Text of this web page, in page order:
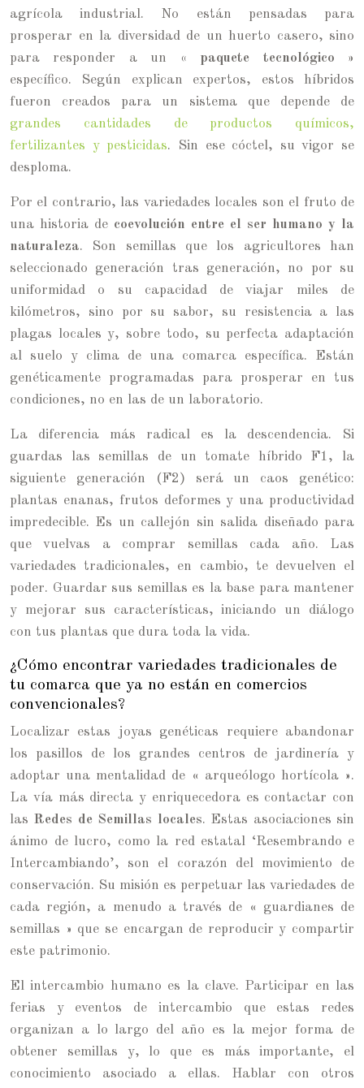
agrícola industrial. No están pensadas para
prosperar en la diversidad de un huerto casero, sino
para responder a un
« paquete tecnológico »
específico. Según explican expertos, estos híbridos
fueron creados para un sistema que depende de
grandes cantidades de productos químicos,
fertilizantes y pesticidas. Sin ese cóctel, su vigor se
desploma.
Por el contrario, las variedades locales son el fruto de
una historia de coevolución entre el ser humano y la
naturaleza. Son semillas que los agricultores han
seleccionado generación tras generación, no por su
uniformidad o su capacidad de viajar miles de
kilómetros, sino por su sabor, su resistencia a las
plagas locales y, sobre todo, su perfecta adaptación
al suelo y clima de una comarca específica. Están
genéticamente programadas para prosperar en tus
condiciones, no en las de un laboratorio.
La diferencia más radical es la descendencia. Si
guardas las semillas de un tomate híbrido F1, la
siguiente generación (F2) será un caos genético:
plantas enanas, frutos deformes y una productividad
impredecible. Es un callejón sin salida diseñado para
que vuelvas a comprar semillas cada año. Las
variedades tradicionales, en cambio, te devuelven el
poder. Guardar sus semillas es la base para mantener
y mejorar sus características, iniciando un diálogo
con tus plantas que dura toda la vida.
¿Cómo encontrar variedades tradicionales de
tu comarca que ya no están en comercios
convencionales?
Localizar estas joyas genéticas requiere abandonar
los pasillos de los grandes centros de jardinería y
adoptar una mentalidad de « arqueólogo hortícola ».
La vía más directa y enriquecedora es contactar con
las Redes de Semillas locales. Estas asociaciones sin
ánimo de lucro, como la red estatal ‘Resembrando e
Intercambiando’, son el corazón del movimiento de
conservación. Su misión es perpetuar las variedades de
cada región, a menudo a través de « guardianes de
semillas » que se encargan de reproducir y compartir
este patrimonio.
El intercambio humano es la clave. Participar en las
ferias y eventos de intercambio que estas redes
organizan a lo largo del año es la mejor forma de
obtener semillas y, lo que es más importante, el
conocimiento asociado a ellas. Hablar con otros